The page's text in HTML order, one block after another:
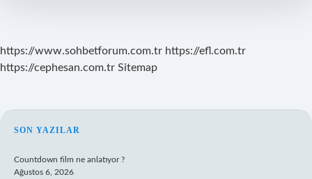
https://www.sohbetforum.com.tr https://efl.com.tr
https://cephesan.com.tr Sitemap
SIDEBAR
SON YAZILAR
Countdown film ne anlatıyor ?
Ağustos 6, 2026